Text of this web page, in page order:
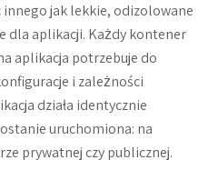
jak lekkie, odizolowane
dla aplikacji. Każdy kontener
aplikacja potrzebuje do
i zależności
działa identycznie
uruchomiona: na
prywatnej czy publicznej.